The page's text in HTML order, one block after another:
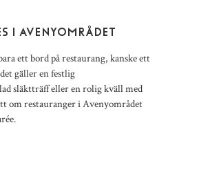
I AVENYOMRÅDET
ett bord på restaurang, kanske ett
gäller en festlig
släktträff eller en rolig kväll med
om restauranger i Avenyområdet